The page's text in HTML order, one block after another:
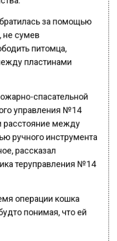
за помощью
не сумев
питомца,
пластинами
спасательной
управления №14
расстояние между
ручного инструмента
рассказал
теруправления №14
операции кошка
понимая, что ей